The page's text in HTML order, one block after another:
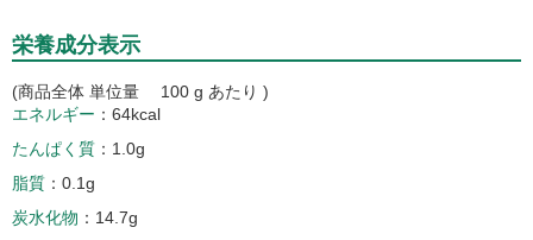
栄養成分表示
(商品全体 単位量 100 g あたり )
エネルギー
64kcal
たんぱく質
1.0g
脂質
0.1g
炭水化物
14.7g